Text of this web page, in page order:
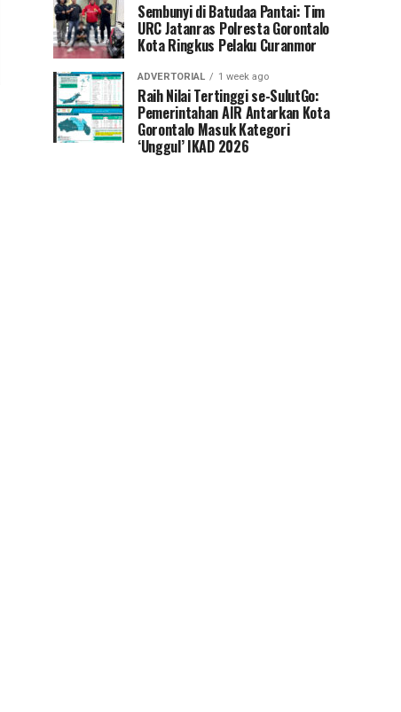
Sembunyi di Batudaa Pantai: Tim
URC Jatanras Polresta Gorontalo
Kota Ringkus Pelaku Curanmor
ADVERTORIAL 1 week ago
Raih Nilai Tertinggi se-SulutGo:
Pemerintahan AIR Antarkan Kota
Gorontalo Masuk Kategori
‘Unggul’ IKAD 2026